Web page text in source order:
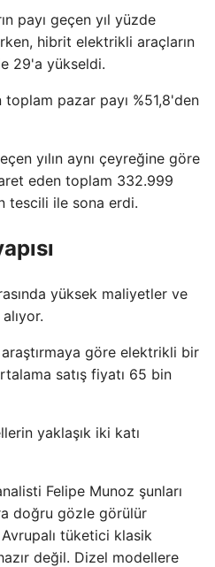
payı geçen yıl yüzde
hibrit elektrikli araçların
29'a yükseldi.
pazar payı %51,8'den
yılın aynı çeyreğine göre
eden toplam 332.999
tescili ile sona erdi.
yüksek maliyetler ve
göre elektrikli bir
satış fiyatı 65 bin
yaklaşık iki katı
Felipe Munoz şunları
doğru gözle görülür
​​tüketici klasik
değil. Dizel modellere